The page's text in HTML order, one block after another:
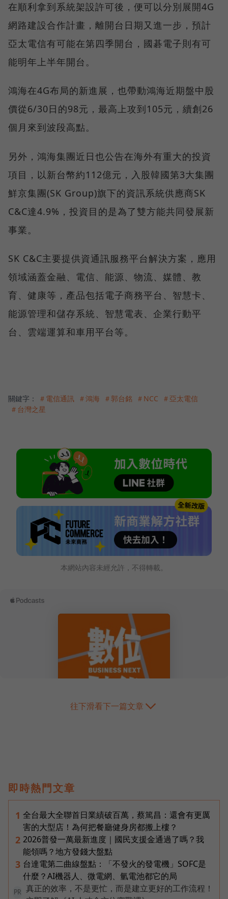
在順利拿到系統架設許可後，便可以分別展開4G
網路建設合作計畫，離開台日期又進一步，預計
亞太電信有可能在第四季開台，國碁電子則有可
能明年上半年開台。
鴻海在4G布局的新進展，也帶動鴻海近期盤中股
價從6/30日的98元，最高上攻到105元，續創26
個月來到波段高點。
另外，鴻海集團近日也公告在海外有重大的投資
項目，以新台幣約112億元，入股韓國第3大集團
鮮京集團(SK Group)旗下的資訊系統供應商SK
C&C達4.9%，投資目的是為了雙方能共同發展新
事業。
SK C&C主要提供資通訊服務平台解決方案，應用
領域涵蓋金融、電信、能源、物流、媒體、教
育、健康等，產品包括電子商務平台、智慧卡、
能源管理和儲存系統、智慧電表、企業行動平
台、雲端運算和車用平台等。
關鍵字： ＃電信通訊 ＃鴻海 ＃郭台銘 ＃NCC
＃亞太電信
＃台灣之星
本網站內容未經允許，不得轉載。
往下滑看下一篇文章
即時熱門文章
1 全台最大全聯首日業績破百萬，蔡篤昌：還會有更厲
害的大型店！為何把餐廳健身房都搬上樓？
2 2026普發一萬最新進度｜國民支援金通過了嗎？我
能領嗎？地方發錢大盤點
3 台達電第二曲線盤點：「不發火的發電機」SOFC是
什麼？AI機器人、微電網、氫電池都它的局
PR
真正的效率，不是更忙，而是建立更好的工作流程！